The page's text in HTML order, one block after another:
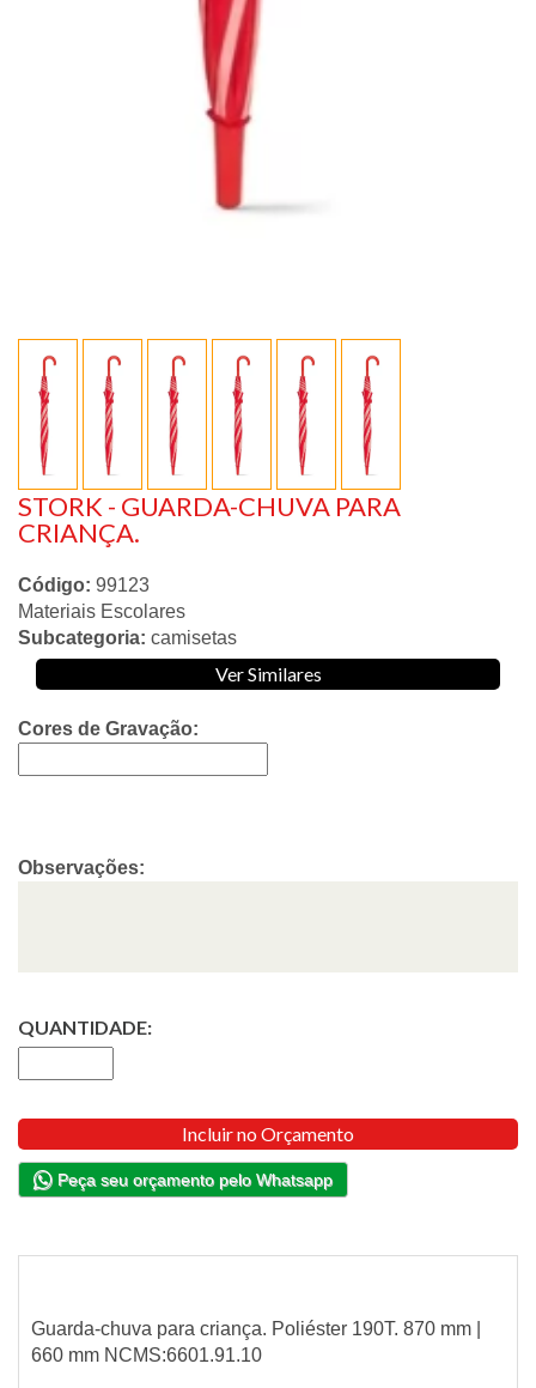
STORK - GUARDA-CHUVA PARA
CRIANÇA.
Código: 99123
Materiais Escolares
Subcategoria: camisetas
Ver Similares
Cores de Gravação:
Observações:
QUANTIDADE:
Incluir no Orçamento
Peça seu orçamento pelo Whatsapp
Guarda-chuva para criança. Poliéster 190T. 870 mm |
660 mm NCMS:6601.91.10